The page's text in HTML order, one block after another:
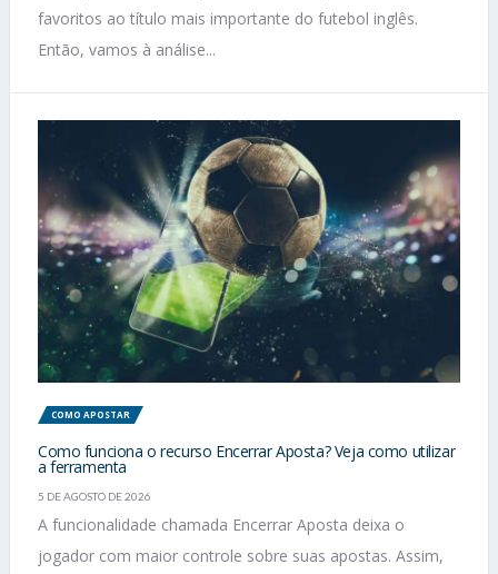
favoritos ao título mais importante do futebol inglês.
Então, vamos à análise...
COMO APOSTAR
Como funciona o recurso Encerrar Aposta? Veja como utilizar
a ferramenta
5 DE AGOSTO DE 2026
A funcionalidade chamada Encerrar Aposta deixa o
jogador com maior controle sobre suas apostas. Assim,